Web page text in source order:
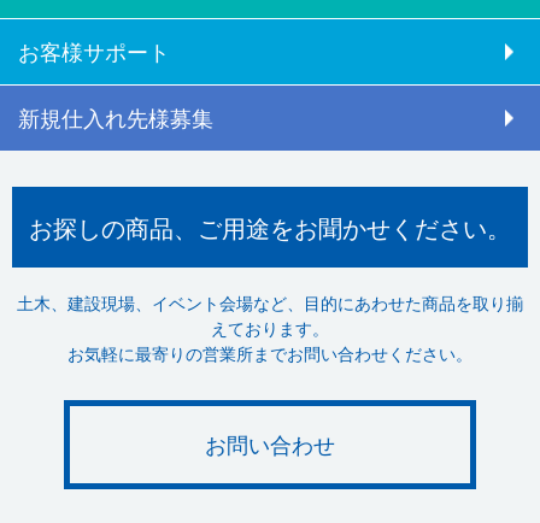
お客様サポート
新規仕入れ先様募集
お探しの商品、ご用途をお聞かせください。
土木、建設現場、イベント会場など、目的にあわせた商品を取り揃
えております。
お気軽に最寄りの営業所までお問い合わせください。
お問い合わせ